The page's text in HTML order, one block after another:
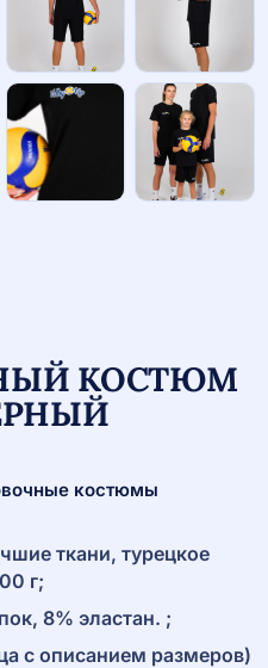
КОСТЮМ
костюмы
ткани, турецкое
г;
8% эластан. ;
с описанием размеров)